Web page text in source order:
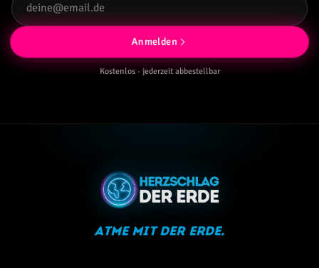
Anmelden
Kostenlos · jederzeit abbestellbar
Atme mit der Erde.